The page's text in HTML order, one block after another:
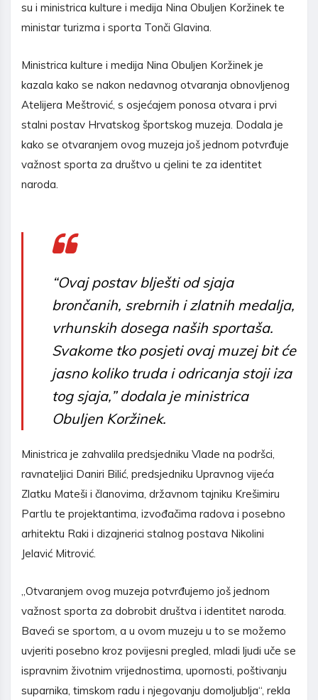
su i ministrica kulture i medija Nina Obuljen Koržinek te
ministar turizma i sporta Tonči Glavina.
Ministrica kulture i medija Nina Obuljen Koržinek je
kazala kako se nakon nedavnog otvaranja obnovljenog
Atelijera Meštrović, s osjećajem ponosa otvara i prvi
stalni postav Hrvatskog športskog muzeja. Dodala je
kako se otvaranjem ovog muzeja još jednom potvrđuje
važnost sporta za društvo u cjelini te za identitet
naroda.
“Ovaj postav blješti od sjaja
brončanih, srebrnih i zlatnih medalja,
vrhunskih dosega naših sportaša.
Svakome tko posjeti ovaj muzej bit će
jasno koliko truda i odricanja stoji iza
tog sjaja,” dodala je ministrica
Obuljen Koržinek.
Ministrica je zahvalila predsjedniku Vlade na podršci,
ravnateljici Daniri Bilić, predsjedniku Upravnog vijeća
Zlatku Mateši i članovima, državnom tajniku Krešimiru
Partlu te projektantima, izvođačima radova i posebno
arhitektu Raki i dizajnerici stalnog postava Nikolini
Jelavić Mitrović.
„Otvaranjem ovog muzeja potvrđujemo još jednom
važnost sporta za dobrobit društva i identitet naroda.
Baveći se sportom, a u ovom muzeju u to se možemo
uvjeriti posebno kroz povijesni pregled, mladi ljudi uče se
ispravnim životnim vrijednostima, upornosti, poštivanju
suparnika, timskom radu i njegovanju domoljublja“, rekla